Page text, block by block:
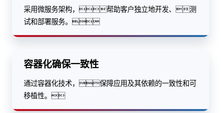
采用微服务架构，帮助客户独立地开发、测
试和部署服务。
容器化确保一致性
通过容器化技术，保障应用及其依赖的一致性和可
移植性。